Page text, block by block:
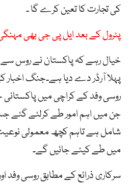
کی تجارت کا تعین کرے گا ۔
پٹرول کے بعد ایل پی جی بھی
خیال رہے کہ پاکستان نے روس سے
پہلا آرڈر دے دیا ہے۔جنگ اخبار
روسی وفد کے کراچی میں
جن میں اہم امور طے کرلئے گئے
شامل ہے تاہم کچھ معمولی نوعیت
میں طے کیئے جائیں گے۔
سرکاری ذرائع کے مطابق روسی وفد